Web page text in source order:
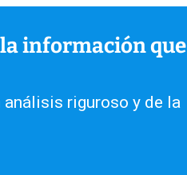
información que
riguroso y de la